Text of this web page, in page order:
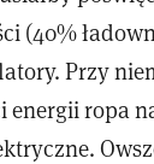
(40%
Przy
energii ropa